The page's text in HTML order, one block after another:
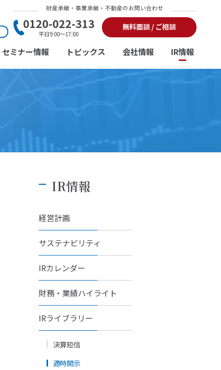
財産承継・事業承継・不動産のお問い合わせ
0120-022-313
平日9:00～17:00
無料面談 / ご相談
セミナー情報 トピックス 会社情報 IR情報
IR情報
経営計画
サステナビリティ
IRカレンダー
財務・業績ハイライト
IRライブラリー
決算短信
適時開示